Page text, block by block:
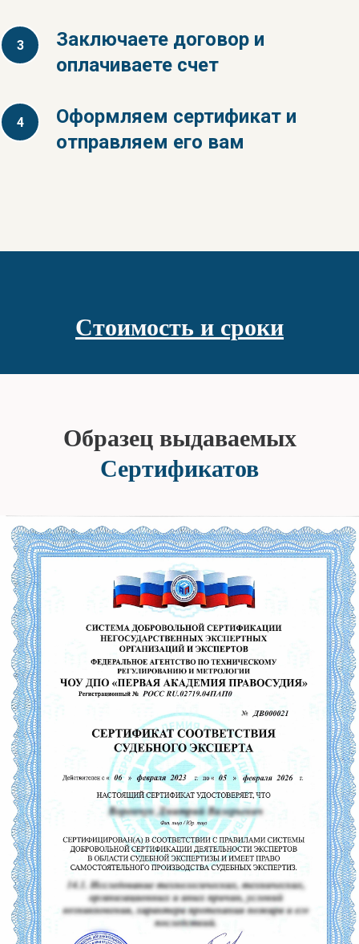
Заключаете договор и
оплачиваете счет
Оформляем сертификат и
отправляем его вам
Стоимость и сроки
Образец выдаваемых
Сертификатов